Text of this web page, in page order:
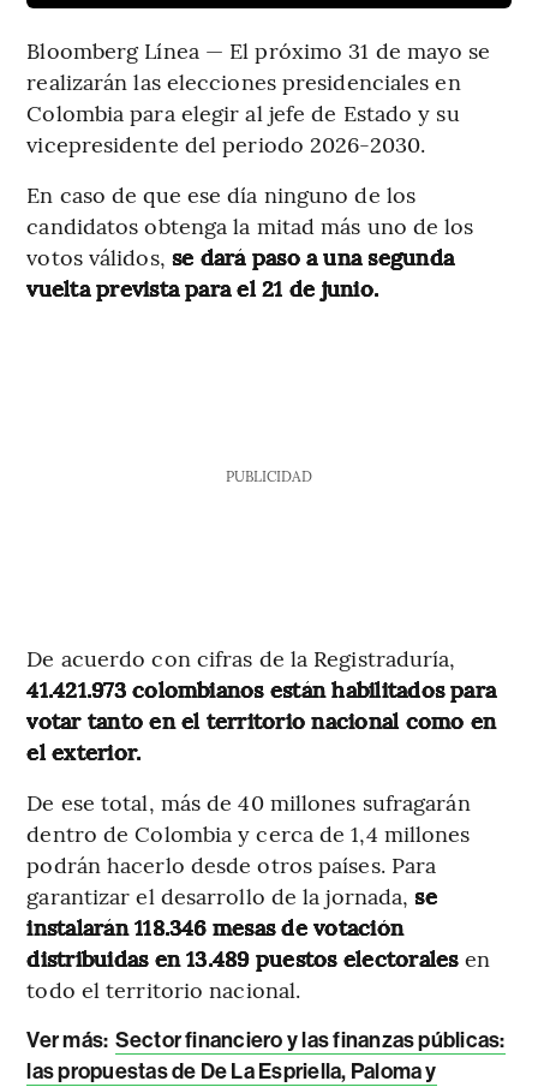
Bloomberg Línea — El próximo 31 de mayo se
realizarán las elecciones presidenciales en
Colombia para elegir al jefe de Estado y su
vicepresidente del periodo 2026-2030.
En caso de que ese día ninguno de los
candidatos obtenga la mitad más uno de los
votos válidos, se dará paso a una segunda
vuelta prevista para el 21 de junio.
PUBLICIDAD
De acuerdo con cifras de la Registraduría,
41.421.973 colombianos están habilitados para
votar tanto en el territorio nacional como en
el exterior.
De ese total, más de 40 millones sufragarán
dentro de Colombia y cerca de 1,4 millones
podrán hacerlo desde otros países. Para
garantizar el desarrollo de la jornada,se
instalarán 118.346 mesas de votación
distribuidas en 13.489 puestos electoralesen
todo el territorio nacional.
Ver más: Sector financiero y las finanzas públicas:
las propuestas de De La Espriella, Paloma y